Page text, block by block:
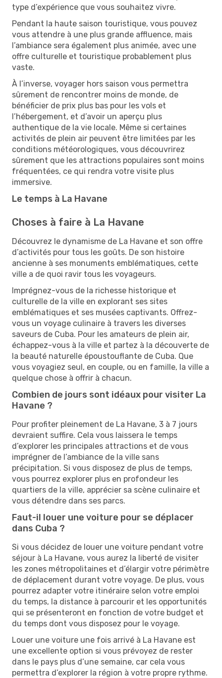
type d’expérience que vous souhaitez vivre.
Pendant la haute saison touristique, vous pouvez
vous attendre à une plus grande affluence, mais
l’ambiance sera également plus animée, avec une
offre culturelle et touristique probablement plus
vaste.
À l’inverse, voyager hors saison vous permettra
sûrement de rencontrer moins de monde, de
bénéficier de prix plus bas pour les vols et
l’hébergement, et d’avoir un aperçu plus
authentique de la vie locale. Même si certaines
activités de plein air peuvent être limitées par les
conditions météorologiques, vous découvrirez
sûrement que les attractions populaires sont moins
fréquentées, ce qui rendra votre visite plus
immersive.
Le temps à La Havane
Choses à faire à La Havane
Découvrez le dynamisme de La Havane et son offre
d’activités pour tous les goûts. De son histoire
ancienne à ses monuments emblématiques, cette
ville a de quoi ravir tous les voyageurs.
Imprégnez-vous de la richesse historique et
culturelle de la ville en explorant ses sites
emblématiques et ses musées captivants. Offrez-
vous un voyage culinaire à travers les diverses
saveurs de Cuba. Pour les amateurs de plein air,
échappez-vous à la ville et partez à la découverte de
la beauté naturelle époustouflante de Cuba. Que
vous voyagiez seul, en couple, ou en famille, la ville a
quelque chose à offrir à chacun.
Combien de jours sont idéaux pour visiter La
Havane ?
Pour profiter pleinement de La Havane, 3 à 7 jours
devraient suffire. Cela vous laissera le temps
d’explorer les principales attractions et de vous
imprégner de l’ambiance de la ville sans
précipitation. Si vous disposez de plus de temps,
vous pourrez explorer plus en profondeur les
quartiers de la ville, apprécier sa scène culinaire et
vous détendre dans ses parcs.
Faut-il louer une voiture pour se déplacer
dans Cuba ?
Si vous décidez de louer une voiture pendant votre
séjour à La Havane, vous aurez la liberté de visiter
les zones métropolitaines et d’élargir votre périmètre
de déplacement durant votre voyage. De plus, vous
pourrez adapter votre itinéraire selon votre emploi
du temps, la distance à parcourir et les opportunités
qui se présenteront en fonction de votre budget et
du temps dont vous disposez pour le voyage.
Louer une voiture une fois arrivé à La Havane est
une excellente option si vous prévoyez de rester
dans le pays plus d’une semaine, car cela vous
permettra d’explorer la région à votre propre rythme.